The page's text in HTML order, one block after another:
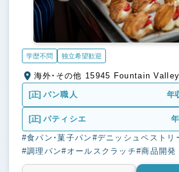
学歴不問 独立希望歓迎
海外・その他 15945 Fountain
[正] パン職人 年
[正] パティシエ
#食パン・菓子パン #デニッシュペストリ
#調理パン#オールスクラッチ#商品開発